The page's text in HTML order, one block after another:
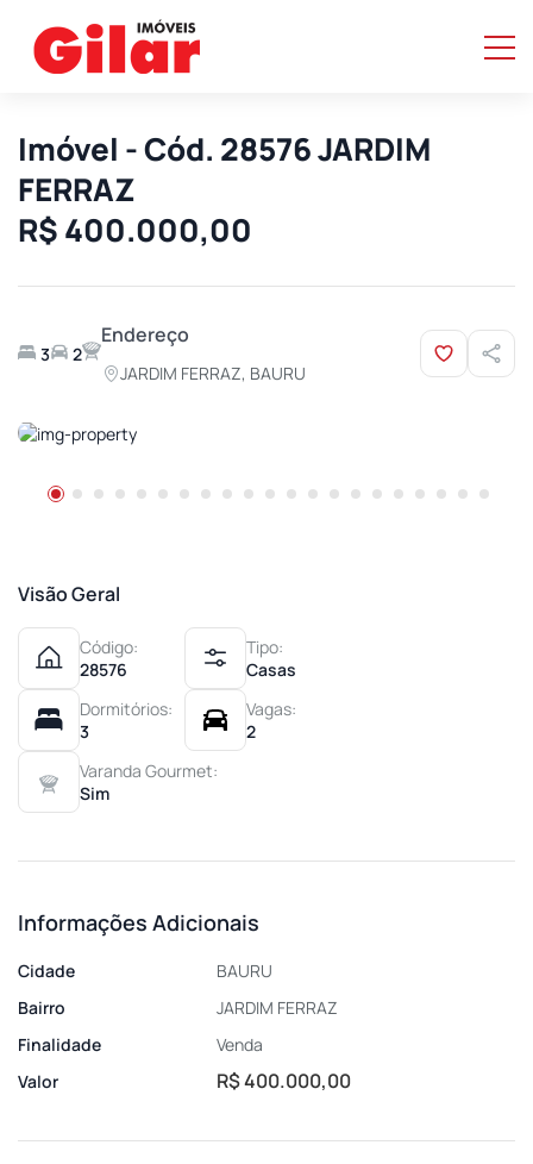
Imóvel - Cód. 28576 JARDIM
FERRAZ
R$ 400.000,00
3 2
Endereço
JARDIM FERRAZ, BAURU
Visão Geral
Código:
28576
Tipo:
Casas
Dormitórios:
3
Vagas:
2
Varanda Gourmet:
Sim
Informações Adicionais
Cidade
BAURU
Bairro
JARDIM FERRAZ
Finalidade
Venda
Valor
R$ 400.000,00